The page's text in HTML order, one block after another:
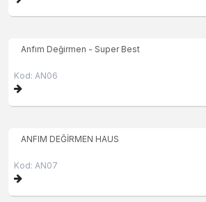
Anfım Değirmen - Super Best
Kod: AN06
ANFIM DEĞİRMEN HAUS
Kod: AN07